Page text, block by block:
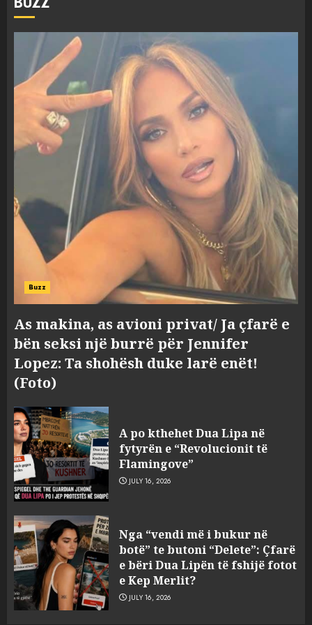
Buzz
As makina, as avioni privat/ Ja çfarë e
bën seksi një burrë për Jennifer
Lopez: Ta shohësh duke larë enët!
(Foto)
A po kthehet Dua Lipa në
fytyrën e “Revolucionit të
Flamingove”
JULY 16, 2026
Nga “vendi më i bukur në
botë” te butoni “Delete”: Çfarë
e bëri Dua Lipën të fshijë fotot
e Kep Merlit?
JULY 16, 2026
3
shkrihen, nisin aksionin
kundër propozimit të
mazhorancës
AUGUST 6, 2026